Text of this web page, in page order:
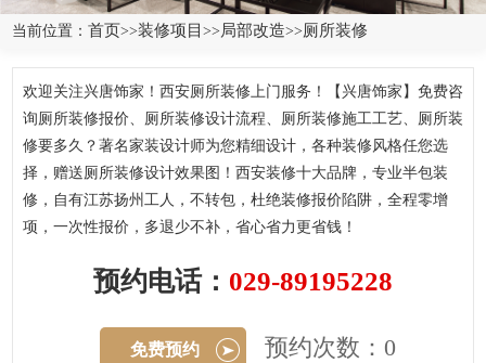
当前位置：首页>>装修项目>> 局部改造>>厕所装修
欢迎关注兴唐饰家！西安厕所装修上门服务！【兴唐饰家】免费咨
询厕所装修报价、厕所装修设计流程、厕所装修施工工艺、厕所装
修要多久？著名家装设计师为您精细设计，各种装修风格任您选
择，赠送厕所装修设计效果图！西安装修十大品牌，专业半包装
修，自有江苏扬州工人，不转包，杜绝装修报价陷阱，全程零增
项，一次性报价，多退少不补，省心省力更省钱！
预约电话： 029-89195228
免费预约 预约次数：0